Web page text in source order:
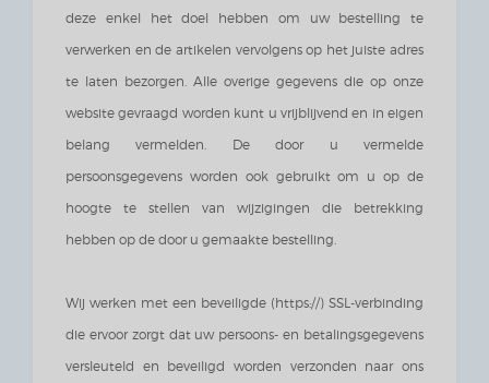
deze enkel het doel hebben om uw bestelling te
verwerken en de artikelen vervolgens op het juiste adres
te laten bezorgen. Alle overige gegevens die op onze
website gevraagd worden kunt u vrijblijvend en in eigen
belang vermelden. De door u vermelde
persoonsgegevens worden ook gebruikt om u op de
hoogte te stellen van wijzigingen die betrekking
hebben op de door u gemaakte bestelling.
Wij werken met een beveiligde (https://) SSL-verbinding
die ervoor zorgt dat uw persoons- en betalingsgegevens
versleuteld en beveiligd worden verzonden naar ons